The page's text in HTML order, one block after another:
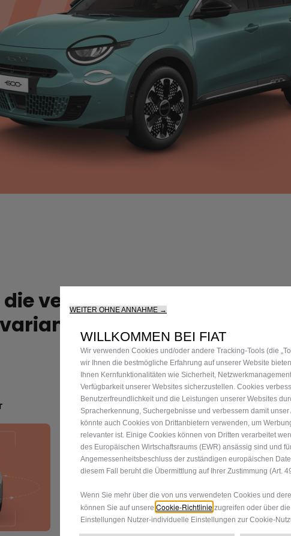
die verfügbaren
Icon
AB€ 23.490.-* ODER € 209,-*/MONAT
WEITER OHNE ANNAHME →
WILLKOMMEN BEI FIAT
Wir verwenden Cookies und/oder andere Tracking-Tools (die
wir Ihnen die bestmögliche Erfahrung auf unserer Website
Ihnen Kernfunktionalitäten wie Sicherheit,
Verfügbarkeit unserer Websites sicherzustellen. Cookies
Benutzerfreundlichkeit und die Leistungen unserer Websites
Spracherkennung, Suchergebnisse und verbessern damit
könnte auch Cookies von Drittanbietern verwenden, um
relevanter ist. Einige Cookies können von Dritten verarbeitet
des Europäischen Wirtschaftsraums (EWR) ansässig sind und
Angemessenheitsbeschluss der zuständigen europäischen
diesem Fall beruht die Übermittlung auf Ihrer Zustimmung (Art.
Wenn Sie mehr über die von uns verwendeten Cookies und
können Sie auf unsere Cookie-Richtlinie zugreifen oder über
Einstellungen Nutzer-individuelle Einstellungen zur Cookie-